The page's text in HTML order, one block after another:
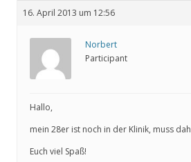
16. April 2013 um 12:56
Norbert
Participant
Hallo,
mein 28er ist noch in der Klinik, muss
Euch viel Spaß!